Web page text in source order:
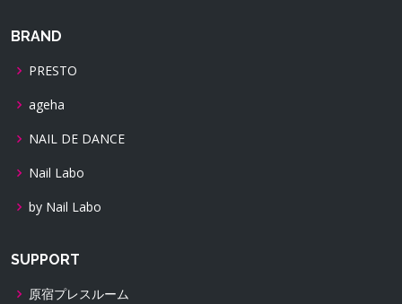
BRAND
PRESTO
ageha
NAIL DE DANCE
Nail Labo
by Nail Labo
SUPPORT
原宿プレスルーム